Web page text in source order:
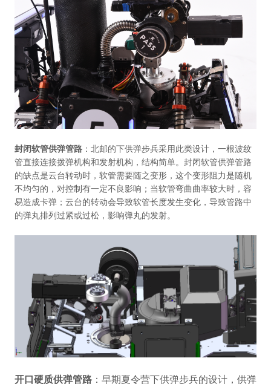
封闭软管供弹管路 ：北邮的下供弹步兵采用此类设计，一根波纹
管直接连接拨弹机构和发射机构，结构简单。封闭软管供弹管路
的缺点是云台转动时，软管需要随之变形，这个变形阻力是随机
不均匀的，对控制有一定不良影响；当软管弯曲曲率较大时，容
易造成卡弹；云台的转动会导致软管长度发生变化，导致管路中
的弹丸排列过紧或过松，影响弹丸的发射。
开口硬质供弹管路 ：早期夏令营下供弹步兵的设计，供弹